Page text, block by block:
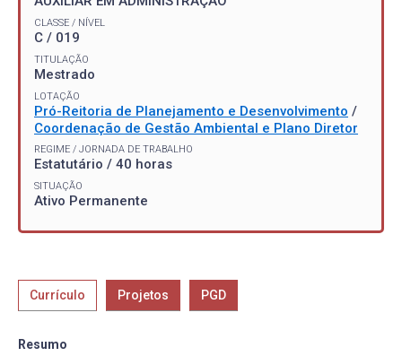
CLASSE / NÍVEL
C / 019
TITULAÇÃO
Mestrado
LOTAÇÃO
Pró-Reitoria de Planejamento e Desenvolvimento /
Coordenação de Gestão Ambiental e Plano Diretor
REGIME / JORNADA DE TRABALHO
Estatutário / 40 horas
SITUAÇÃO
Ativo Permanente
Currículo Projetos PGD
Resumo